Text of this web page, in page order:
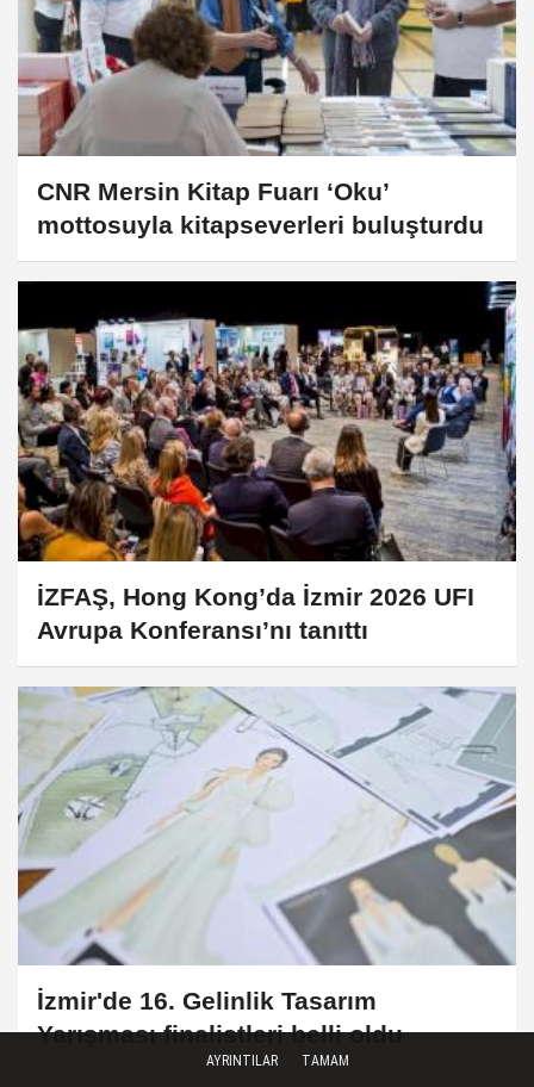
CNR Mersin Kitap Fuarı ‘Oku’
mottosuyla kitapseverleri buluşturdu
İZFAŞ, Hong Kong’da İzmir 2026 UFI
Avrupa Konferansı’nı tanıttı
İzmir'de 16. Gelinlik Tasarım
Yarışması finalistleri belli oldu
AYRINTILAR TAMAM